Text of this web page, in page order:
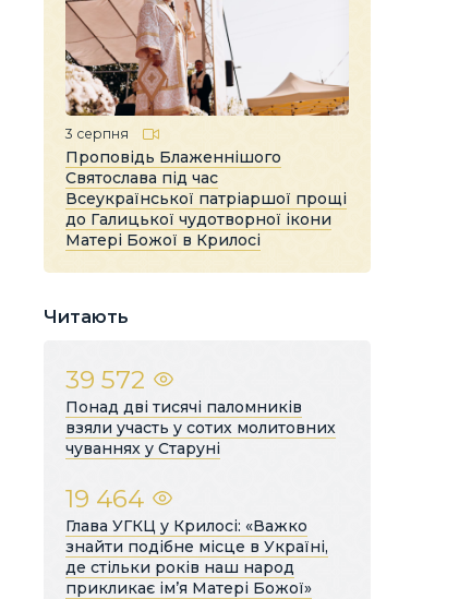
3 серпня
Проповідь Блаженнішого
Святослава під час
Всеукраїнської патріаршої прощі
до Галицької чудотворної ікони
Матері Божої в Крилосі
Читають
39 572
Понад дві тисячі паломників
взяли участь у сотих молитовних
чуваннях у Старуні
19 464
Глава УГКЦ у Крилосі: «Важко
знайти подібне місце в Україні,
де стільки років наш народ
прикликає ім’я Матері Божої»